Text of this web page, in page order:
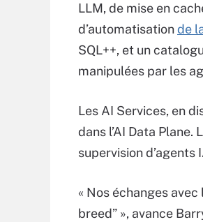
LLM, de mise en
d’automatisationde
SQL++, et un
manipulées par les
Les AI Services, en
dans l’AI Data
supervision
« Nos échanges
breed” », avance